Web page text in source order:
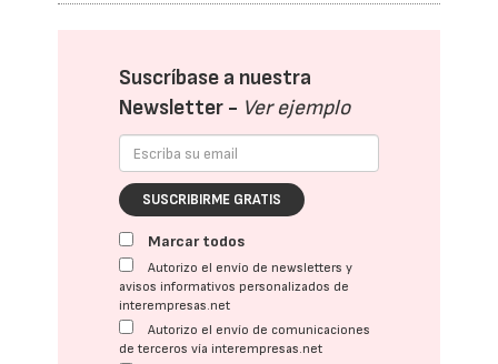
Suscríbase a nuestra
Newsletter - Ver ejemplo
SUSCRIBIRME GRATIS
Marcar todos
Autorizo el envío de newsletters y
avisos informativos personalizados de
interempresas.net
Autorizo el envío de comunicaciones
de terceros vía interempresas.net